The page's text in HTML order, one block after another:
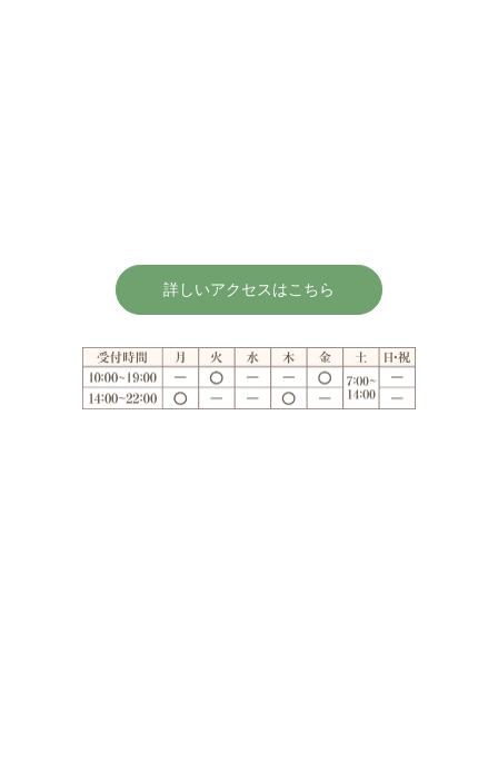
詳しいアクセスはこちら